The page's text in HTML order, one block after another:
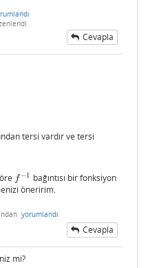
Cevapla
tersi vardır ve tersi
f −1
f−1
bağıntısı bir fonksiyon
öneririm.
yorumlandı
Cevapla
mi?